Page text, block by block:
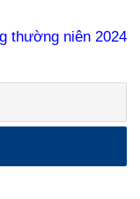
thường niên 2024